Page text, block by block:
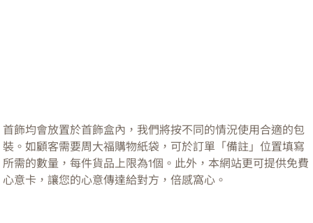
首飾均會放置於首飾盒內，我們將按不同的情況使用合適的包
裝。如顧客需要周大福購物紙袋，可於訂單「備註」位置填寫
所需的數量，每件貨品上限為1個。此外，本網站更可提供免費
心意卡，讓您的心意傳達給對方，倍感窩心。